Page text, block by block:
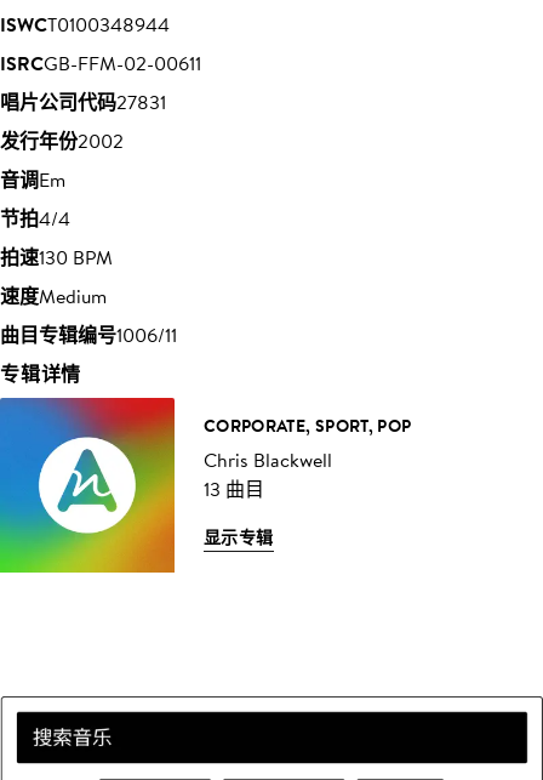
ISWCT0100348944
ISRCGB-FFM-02-00611
唱片公司代码27831
发行年份2002
音调Em
节拍4/4
拍速130 BPM
速度Medium
曲目专辑编号1006/11
专辑详情
CORPORATE, SPORT, POP
Chris Blackwell
13 曲目
显示专辑